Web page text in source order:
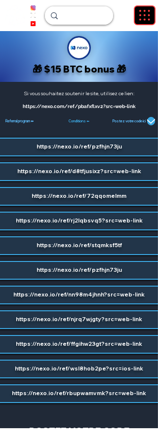
🎁 $15 BTC bonus 🎁
Si vous souhaitez soutenir le site, utilisez ce lien:
https://nexo.com/ref/pbafxflxv2?src=web-link
Referral program⬅️ Conditions ⬅️ Postez votre code ici
https://nexo.io/ref/pzfhjn73ju
https://nexo.io/ref/d8tfjusixz?src=web-link
https://nexo.io/ref/72qqomelmm
https://nexo.io/ref/rj2lqbsvq5?src=web-link
https://nexo.io/ref/stqmksf5tf
https://nexo.io/ref/pzfhjn73ju
https://nexo.io/ref/nn98m4jhnh?src=web-link
https://nexo.io/ref/njrq7wjgty?src=web-link
https://nexo.io/ref/ffgihw23gt?src=web-link
https://nexo.io/ref/wsl8hob2pe?src=ios-link
https://nexo.io/ref/rbupwamvmk?src=web-link
POSTEZ VOTRE CODE